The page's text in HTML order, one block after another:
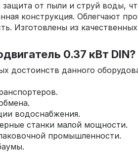
от пыли и струй воды,
конструкция. Облегчают
Изготовлены из
0.37 кВт DIN?
достоинств данного
водоснабжения.
станки малой мощности.
промышленности.